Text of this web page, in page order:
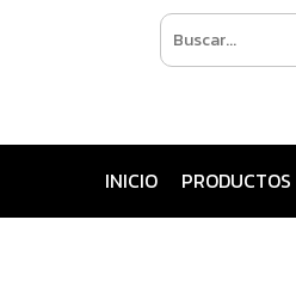
INICIO PRODUCTOS